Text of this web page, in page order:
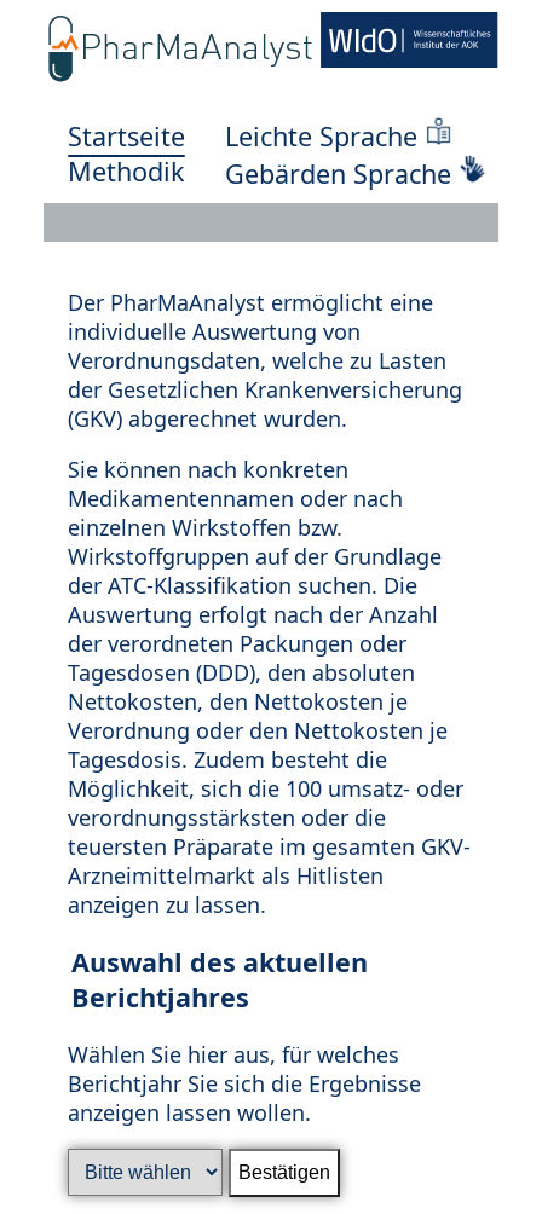
Startseite
Methodik
Leichte Sprache
Gebärden Sprache
Der PharMaAnalyst ermöglicht eine
individuelle Auswertung von
Verordnungsdaten, welche zu Lasten
der Gesetzlichen Krankenversicherung
(GKV) abgerechnet wurden.
Sie können nach konkreten
Medikamentennamen oder nach
einzelnen Wirkstoffen bzw.
Wirkstoffgruppen auf der Grundlage
der ATC-Klassifikation suchen. Die
Auswertung erfolgt nach der Anzahl
der verordneten Packungen oder
Tagesdosen (DDD), den absoluten
Nettokosten, den Nettokosten je
Verordnung oder den Nettokosten je
Tagesdosis. Zudem besteht die
Möglichkeit, sich die 100 umsatz- oder
verordnungsstärksten oder die
teuersten Präparate im gesamten GKV-
Arzneimittelmarkt als Hitlisten
anzeigen zu lassen.
Auswahl des aktuellen
Berichtjahres
Wählen Sie hier aus, für welches
Berichtjahr Sie sich die Ergebnisse
anzeigen lassen wollen.